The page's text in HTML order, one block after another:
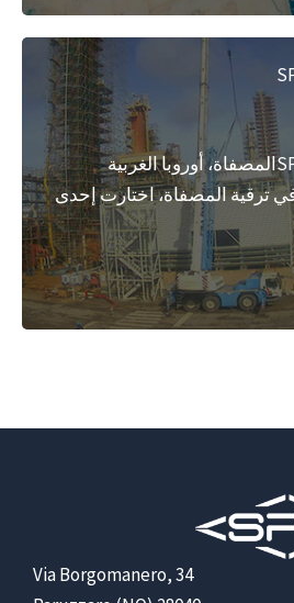
تركيب برج التبريد SPIGالمصفاة، أوروبا الغربية
ترقية المصفاة، اختارت إحدى
Via Borgomanero, 34